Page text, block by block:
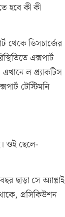
হবে কী কী
থেকে ডিসচার্জের
এক্সপার্ট
ল প্র্যাকটিস
টেস্টিমনি
ওই ছেলে-
ছাড়া সে অ্যাপ্লাই
প্রসিকিউশন